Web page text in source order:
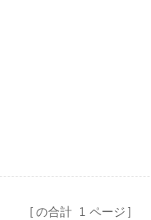
の合計 1 ページ